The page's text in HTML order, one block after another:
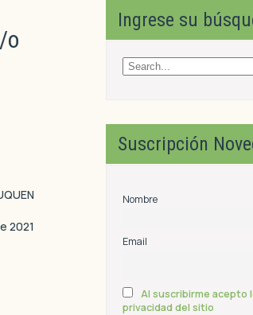
o
2021
Ingrese su
Suscripción
Nombre
Email
Al suscribirme acepto
privacidad del sitio